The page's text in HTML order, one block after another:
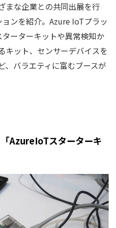
まな企業との共同出展を行
ンを紹介。Azure IoTプラッ
ーターキットや異常検知か
キット、センサーデバイスを
、バラエティに富むブースが
AzureIoTスターターキ